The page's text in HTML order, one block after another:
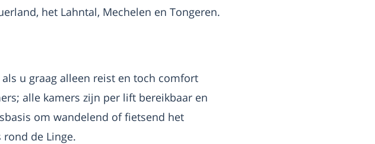
het Lahntal, Mechelen en Tongeren.
u graag alleen reist en toch comfort
alle kamers zijn per lift bereikbaar en
om wandelend of fietsend het
de Linge.